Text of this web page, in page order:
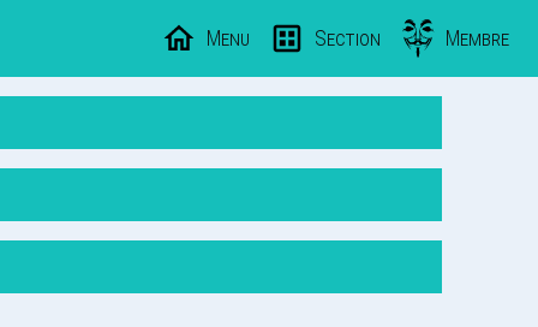
Menu Section Membre